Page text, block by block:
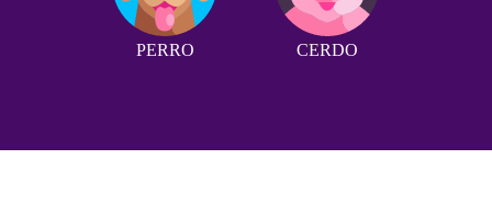
PERRO CERDO